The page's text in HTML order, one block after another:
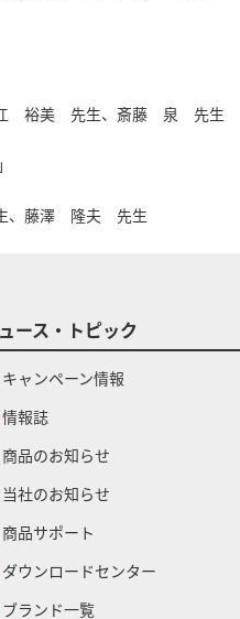
江 裕美 先生、斎藤 泉 先生
、藤澤 隆夫 先生
ース・トピック
キャンペーン情報
情報誌
商品のお知らせ
当社のお知らせ
商品サポート
ダウンロードセンター
ブランド一覧